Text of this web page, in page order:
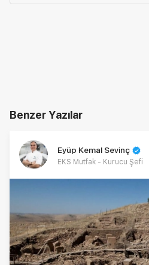
Benzer Yazılar
Eyüp Kemal Sevinç
EKS Mutfak - Kurucu Şefi